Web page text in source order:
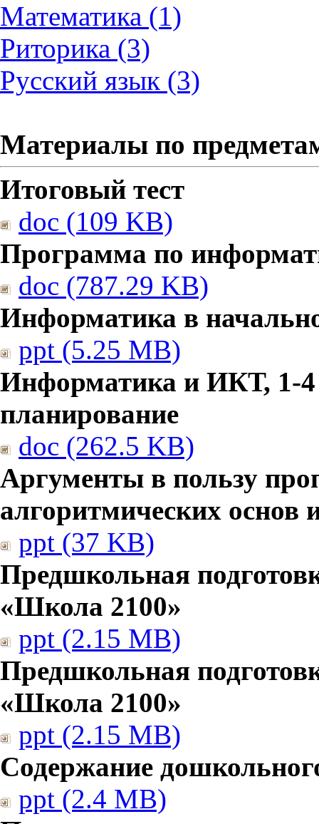
Математика (1)
Риторика (3)
Русский язык (3)
Материалы по
Итоговый тест
doc (109 KB)
Программа по
doc (787.29 KB)
Информатика в
ppt (5.25 MB)
Информатика и ИКТ, 1-4
планирование
doc (262.5 KB)
Аргументы в пользу
алгоритмических основ
ppt (37 KB)
Предшкольная
«Школа 2100»
ppt (2.15 MB)
Предшкольная
«Школа 2100»
ppt (2.15 MB)
Содержание
ppt (2.4 MB)